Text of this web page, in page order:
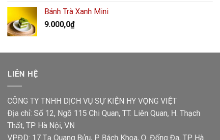
Bánh Trà Xanh Mini
9.000,0₫
LIÊN HỆ
CÔNG TY TNHH DỊCH VỤ SỰ KIỆN HY VỌNG VIỆT
Địa chỉ: Số 12, Ngõ 115 Chi Quan, TT. Liên Quan, H. Thạch
Thất, TP Hà Nội, VN
VPĐD: 17 Tạ Quang Bửu, P. Bách Khoa, Q. Đống Đa, TP. Hà